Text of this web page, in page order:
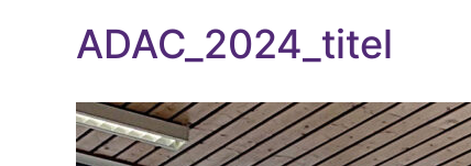
ADAC_2024_titel